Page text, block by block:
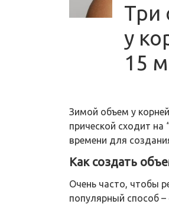
Три
у
15
Зимой объем у
прической сходит
времени для
Как создать
Очень часто, чтобы
популярный способ –